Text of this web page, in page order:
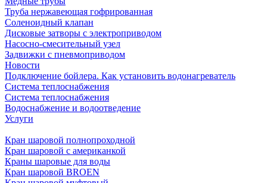
Труба нержавеющая гофрированная
Соленоидный клапан
Дисковые затворы с электроприводом
Насосно-смесительный узел
Задвижки с пневмоприводом
Новости
Подключение бойлера. Как установить водонагреватель
Система теплоснабжения
Система теплоснабжения
Водоснабжение и водоотведение
Услуги
Кран шаровой полнопроходной
Кран шаровой с американкой
Краны шаровые для воды
Кран шаровой BROEN